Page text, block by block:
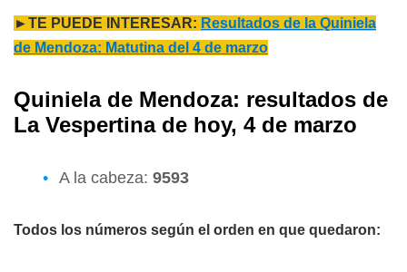
►TE PUEDE INTERESAR: Resultados de la Quiniela
de Mendoza: Matutina del 4 de marzo
Quiniela de Mendoza: resultados de
La Vespertina de hoy, 4 de marzo
A la cabeza: 9593
Todos los números según el orden en que quedaron: